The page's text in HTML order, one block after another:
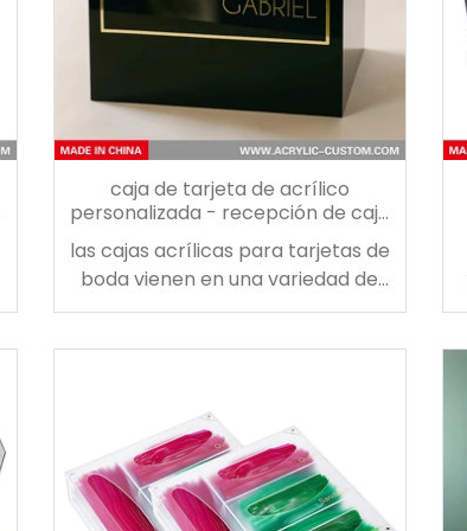
caja de tarjeta de acrílico
personalizada - recepción de caja
de tarjeta de boda negra
las cajas acrílicas para tarjetas de
boda vienen en una variedad de
tamaños, formas y diseños para
personalizada, puede hacer que su
día especial sea verdaderamente
único y memorable.